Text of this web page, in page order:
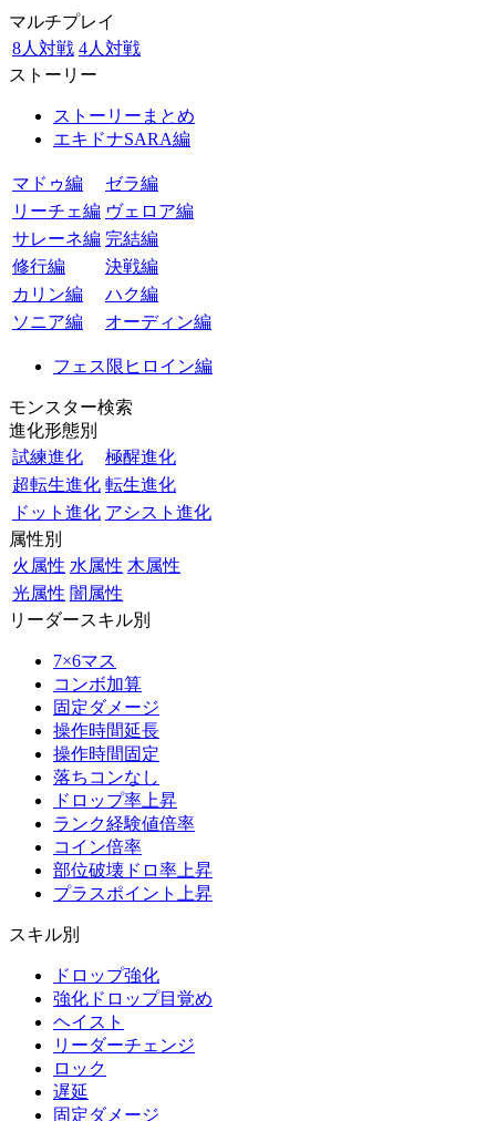
マルチプレイ
8人対戦 4人対戦
ストーリー
ストーリーまとめ
エキドナSARA編
マドゥ編
ゼラ編
リーチェ編 ヴェロア編
サレーネ編 完結編
修行編
決戦編
カリン編
ハク編
ソニア編
オーディン編
フェス限ヒロイン編
モンスター検索
進化形態別
試練進化
極醒進化
超転生進化 転生進化
ドット進化 アシスト進化
属性別
火属性 水属性 木属性
光属性 闇属性
リーダースキル別
7×6マス
コンボ加算
固定ダメージ
操作時間延長
操作時間固定
落ちコンなし
ドロップ率上昇
ランク経験値倍率
コイン倍率
部位破壊ドロ率上昇
プラスポイント上昇
スキル別
ドロップ強化
強化ドロップ目覚め
ヘイスト
リーダーチェンジ
ロック
遅延
固定ダメージ